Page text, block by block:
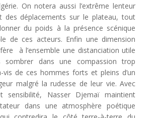
On notera aussi l’extrême lenteur
des déplacements sur le plateau, tout
du poids à la présence scénique
de ces acteurs. Enfin une dimension
à l’ensemble une distanciation utile
dans une compassion trop
vis de ces hommes forts et pleins d’un
malgré la rudesse de leur vie. Avec
sensibilité, Nasser Djemaï maintient
dans une atmosphère poétique